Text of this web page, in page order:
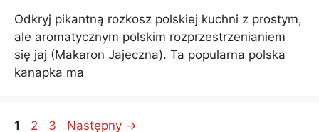
Odkryj pikantną rozkosz polskiej kuchni z prostym,
ale aromatycznym polskim rozprzestrzenianiem
się jaj (Makaron Jajeczna). Ta popularna polska
kanapka ma
Page
1 Page
2 Page
3 Następny →